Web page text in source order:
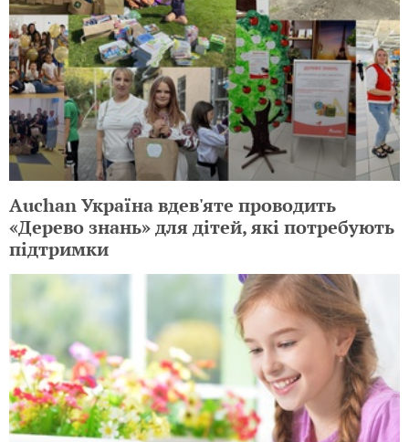
Auchan Україна вдев'яте проводить
«Дерево знань» для дітей, які потребують
підтримки